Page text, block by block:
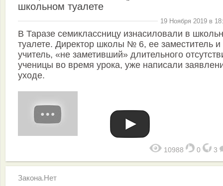
школьном туалете
19 Ноября 2019 в
В Таразе семиклассницу изнасиловали в
туалете. Директор школы № 6, ее заместитель и
учитель, «не заметивший» длительного
ученицы во время урока, уже написали
уходе.
10988 0 3
Закона.Нет